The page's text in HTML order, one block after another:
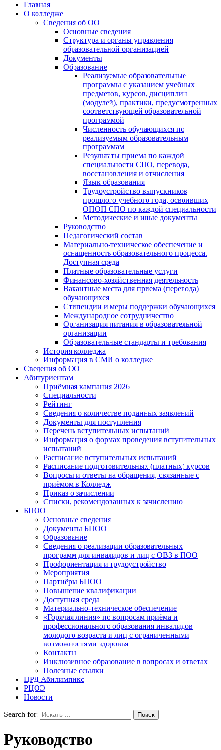
Главная
О колледже
Сведения об ОО
Основные сведения
Структура и органы управления
образовательной организацией
Документы
Образование
Реализуемые образовательные
программы с указанием учебных
предметов, курсов, дисциплин
(модулей), практики, предусмотренных
соответствующей образовательной
программой
Численность обучающихся по
реализуемым образовательным
программам
Результаты приема по каждой
специальности СПО, перевода,
восстановления и отчисления
Язык образования
Трудоустройство выпускников
прошлого учебного года, освоивших
ОПОП СПО по каждой специальности
Методические и иные документы
Руководство
Педагогический состав
Материально-техническое обеспечение и
оснащенность образовательного процесса.
Доступная среда
Платные образовательные услуги
Финансово-хозяйственная деятельность
Вакантные места для приема (перевода)
обучающихся
Стипендии и меры поддержки обучающихся
Международное сотрудничество
Организация питания в образовательной
организации
Образовательные стандарты и требования
История колледжа
Информация в СМИ о колледже
Сведения об ОО
Абитуриентам
Приёмная кампания 2026
Специальности
Рейтинг
Сведения о количестве поданных заявлений
Документы для поступления
Перечень вступительных испытаний
Информация о формах проведения вступительных
испытаний
Расписание вступительных испытаний
Расписание подготовительных (платных) курсов
Вопросы и ответы на обращения, связанные с
приёмом в Колледж
Приказ о зачислении
Списки, рекомендованных к зачислению
БПОО
Основные сведения
Документы БПОО
Образование
Сведения о реализации образовательных
программ для инвалидов и лиц с ОВЗ в ПОО
Профориентация и трудоустройство
Мероприятия
Партнёры БПОО
Повышение квалификации
Доступная среда
Материально-техническое обеспечение
«Горячая линия» по вопросам приёма и
профессионального образования инвалидов
молодого возраста и лиц с ограниченными
возможностями здоровья
Контакты
Инклюзивное образование в вопросах и ответах
Полезные ссылки
ЦРД Абилимпикс
РЦОЭ
Новости
Search for:
Руководство